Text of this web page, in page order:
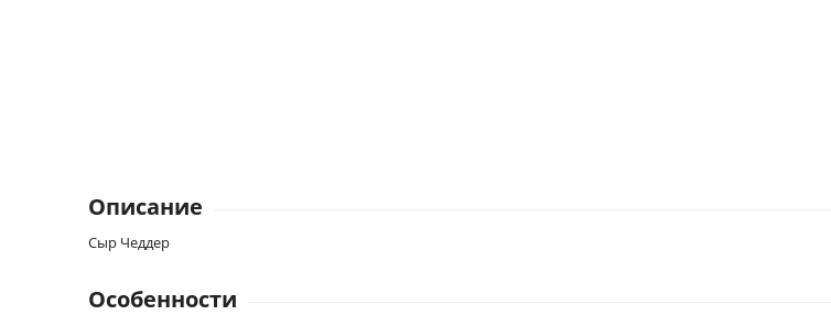
Описание
Сыр Чеддер
Особенности